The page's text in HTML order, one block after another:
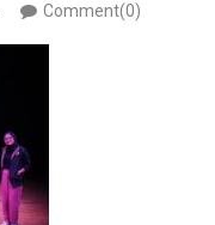
Comment(0)